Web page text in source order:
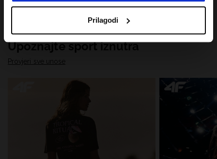
Prilagodi
Upoznajte sport iznutra
Provjeri sve unose